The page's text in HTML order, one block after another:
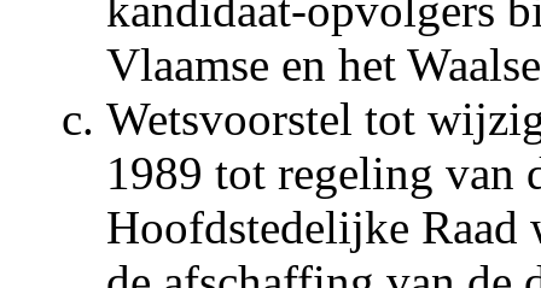
Vlaamse en het
Wetsvoorstel tot
1989 tot regeling van
Hoofdstedelijke Raad